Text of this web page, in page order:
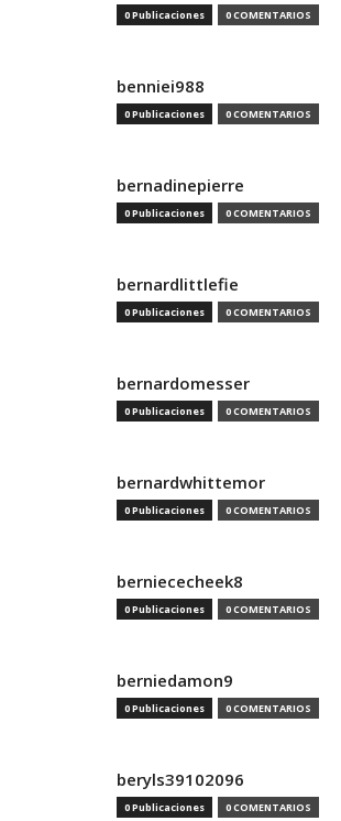
0 Publicaciones 0 COMENTARIOS
benniei988
0 Publicaciones 0 COMENTARIOS
bernadinepierre
0 Publicaciones 0 COMENTARIOS
bernardlittlefie
0 Publicaciones 0 COMENTARIOS
bernardomesser
0 Publicaciones 0 COMENTARIOS
bernardwhittemor
0 Publicaciones 0 COMENTARIOS
berniececheek8
0 Publicaciones 0 COMENTARIOS
berniedamon9
0 Publicaciones 0 COMENTARIOS
beryls39102096
0 Publicaciones 0 COMENTARIOS